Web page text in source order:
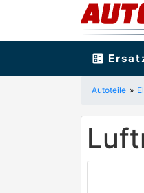
ballot
Autoteile